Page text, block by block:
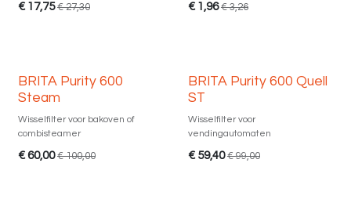
€ 17,75 €27,30 € 1,96 €3,26
Uitverkoop
BRITA Purity 600
Steam
Wisselfilter voor bakoven of
combisteamer
€60,00 €100,00
Uitverkoop
BRITA Purity 600 Quell
ST
Wisselfilter voor
vendingautomaten
€ 59,40 €99,00